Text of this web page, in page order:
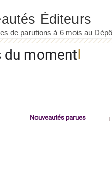
du moment
Nouveautés parues